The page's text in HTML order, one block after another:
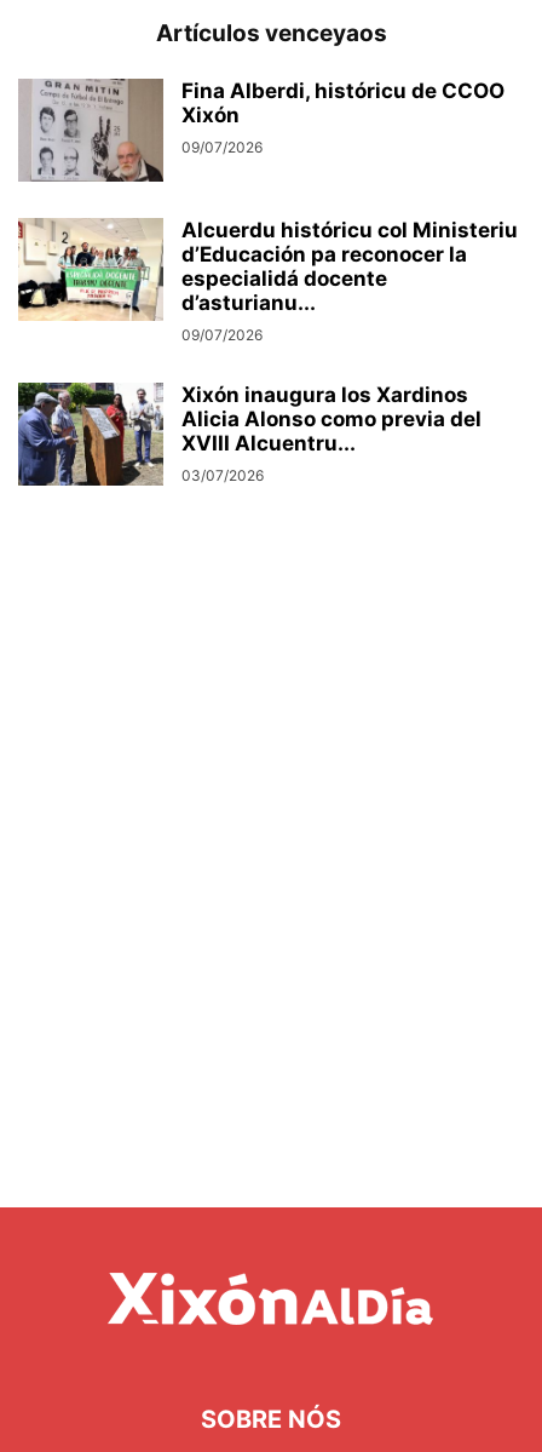
Artículos venceyaos
Fina Alberdi, históricu de CCOO
Xixón
09/07/2026
Alcuerdu históricu col Ministeriu
d’Educación pa reconocer la
especialidá docente
d’asturianu...
09/07/2026
Xixón inaugura los Xardinos
Alicia Alonso como previa del
XVIII Alcuentru...
03/07/2026
SOBRE NÓS